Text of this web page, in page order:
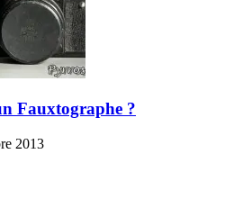
Fauxtographe ?
2013